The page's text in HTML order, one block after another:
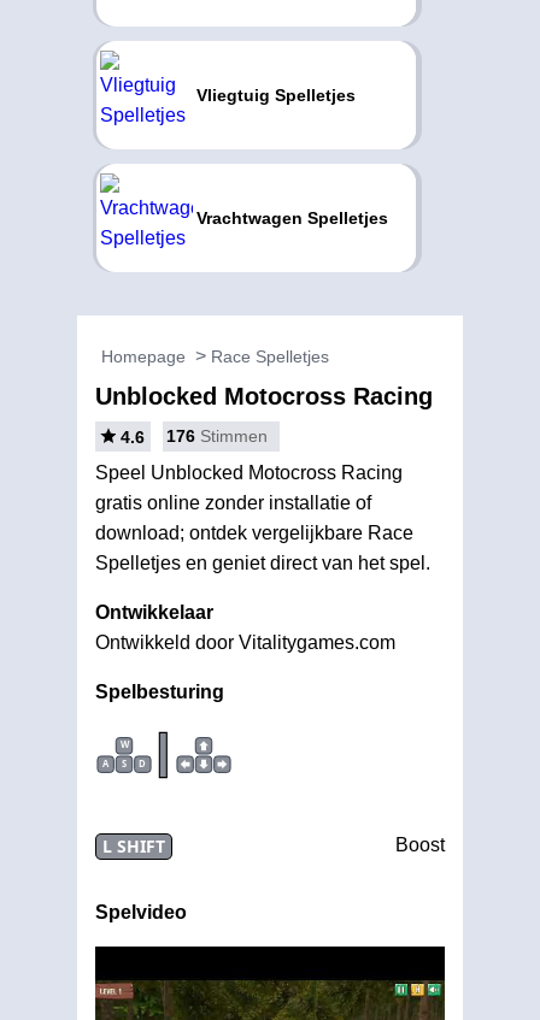
Vliegtuig Spelletjes
Vrachtwagen Spelletjes
Homepage Race Spelletjes
Unblocked Motocross Racing
4.6 176 Stimmen
Speel Unblocked Motocross Racing
gratis online zonder installatie of
download; ontdek vergelijkbare Race
Spelletjes en geniet direct van het spel.
Ontwikkelaar
Ontwikkeld door Vitalitygames.com
Spelbesturing
W
A
S D |
L SHIFT Boost
Spelvideo